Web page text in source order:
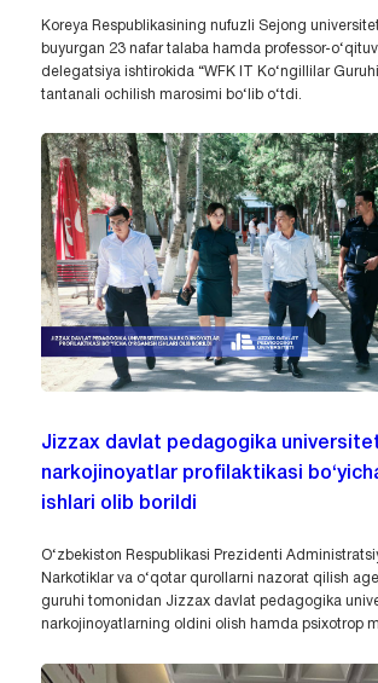
Koreya Respublikasining nufuzli Sejong
buyurgan 23 nafar talaba hamda professor-
delegatsiya ishtirokida “WFK IT Ko‘ngillilar
tantanali ochilish marosimi bo‘lib o‘tdi.
Jizzax davlat pedagogika
narkojinoyatlar profilaktikasi
ishlari olib borildi
O‘zbekiston Respublikasi Prezidenti
Narkotiklar va o‘qotar qurollarni nazorat qilish
guruhi tomonidan Jizzax davlat pedagogika
narkojinoyatlarning oldini olish hamda psixotrop